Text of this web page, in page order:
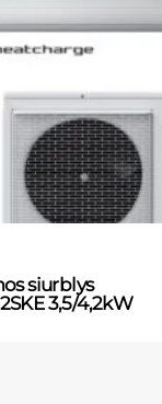
siurblys
3,5/4,2kW